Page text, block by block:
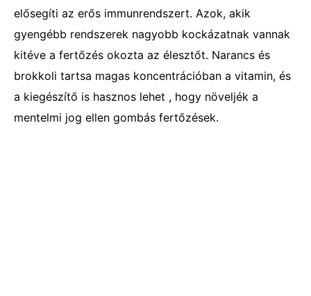
elősegíti az erős immunrendszert. Azok, akik
gyengébb rendszerek nagyobb kockázatnak vannak
kitéve a fertőzés okozta az élesztőt. Narancs és
brokkoli tartsa magas koncentrációban a vitamin, és
a kiegészítő is hasznos lehet , hogy növeljék a
mentelmi jog ellen gombás fertőzések.